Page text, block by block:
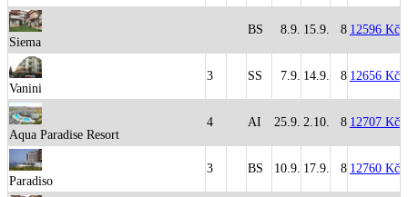
Siema
BS 8.9. 15.9. 8 12596 Kč
Vanini
3 SS 7.9. 14.9. 8 12656 Kč
Aqua Paradise Resort
4 AI 25.9. 2.10. 8 12707 Kč
Paradiso
3 BS 10.9. 17.9. 8 12760 Kč